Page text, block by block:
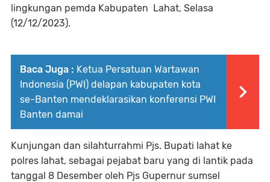
lingkungan pemda Kabupaten Lahat, Selasa
(12/12/2023).
Baca Juga : Ketua Persatuan Wartawan
Indonesia (PWI) delapan kabupaten kota
se-Banten mendeklarasikan konferensi PWI
Banten damai
Kunjungan dan silahturrahmi Pjs. Bupati lahat ke
polres lahat, sebagai pejabat baru yang di lantik pada
tanggal 8 Desember oleh Pjs Gupernur sumsel